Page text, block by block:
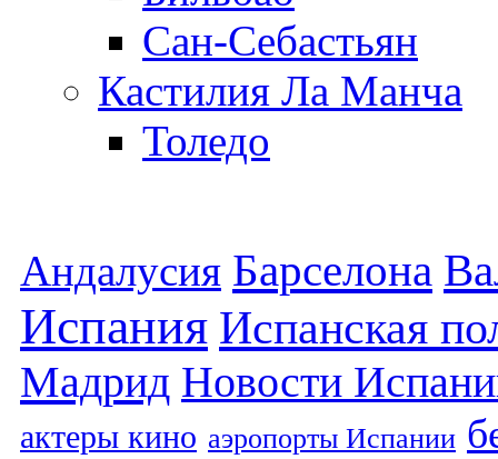
Сан-Себастьян
Кастилия Ла Манча
Толедо
Андалусия Барселона
Испания Испанская
Мадрид Новости
актеры кино аэропорты Испании